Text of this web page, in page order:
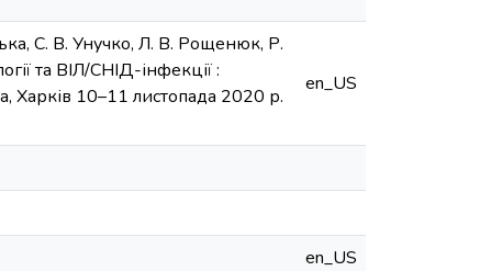
С. В. Унучко, Л. В. Рощенюк, Р.
та ВІЛ/СНІД-інфекції :
Харків 10–11 листопада 2020 р.
en_US
en_US